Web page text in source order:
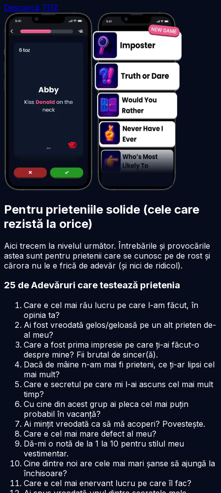
Descarcă TOZ
Pentru prieteniile solide (cele care
rezistă la orice)
Aici trecem la nivelul următor. Întrebările și provocările
astea sunt pentru prietenii care se cunosc pe de rost și
cărora nu le e frică de adevăr (și nici de ridicol).
25 de Adevăruri care testează prietenia
Care e cel mai rău lucru pe care l-am făcut, în
opinia ta?
Ai fost vreodată gelos/geloasă pe un alt prieten de-
al meu?
Care a fost prima impresie pe care ți-ai făcut-o
despre mine? Fii brutal de sincer(ă).
Dacă de mâine n-am mai fi prieteni, ce ți-ar lipsi cel
mai mult?
Care e secretul pe care mi l-ai ascuns cel mai mult
timp?
Cu cine din acest grup ai pleca cel mai puțin
probabil în vacanță?
Ai mințit vreodată ca să mă acoperi? Povestește.
Care e cel mai mare defect al meu?
Dă-mi o notă de la 1 la 10 pentru stilul meu
vestimentar.
Cine dintre noi are cele mai mari șanse să ajungă la
închisoare?
Care e cel mai enervant lucru pe care îl fac?